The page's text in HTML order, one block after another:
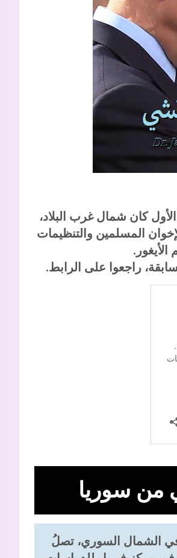
كان شمال غرب البلاد،
المسلمين والتنظيمات
الأيغور.
راجعوا على الرابط.
من سوريا
في الشمال السوري، تصلُ